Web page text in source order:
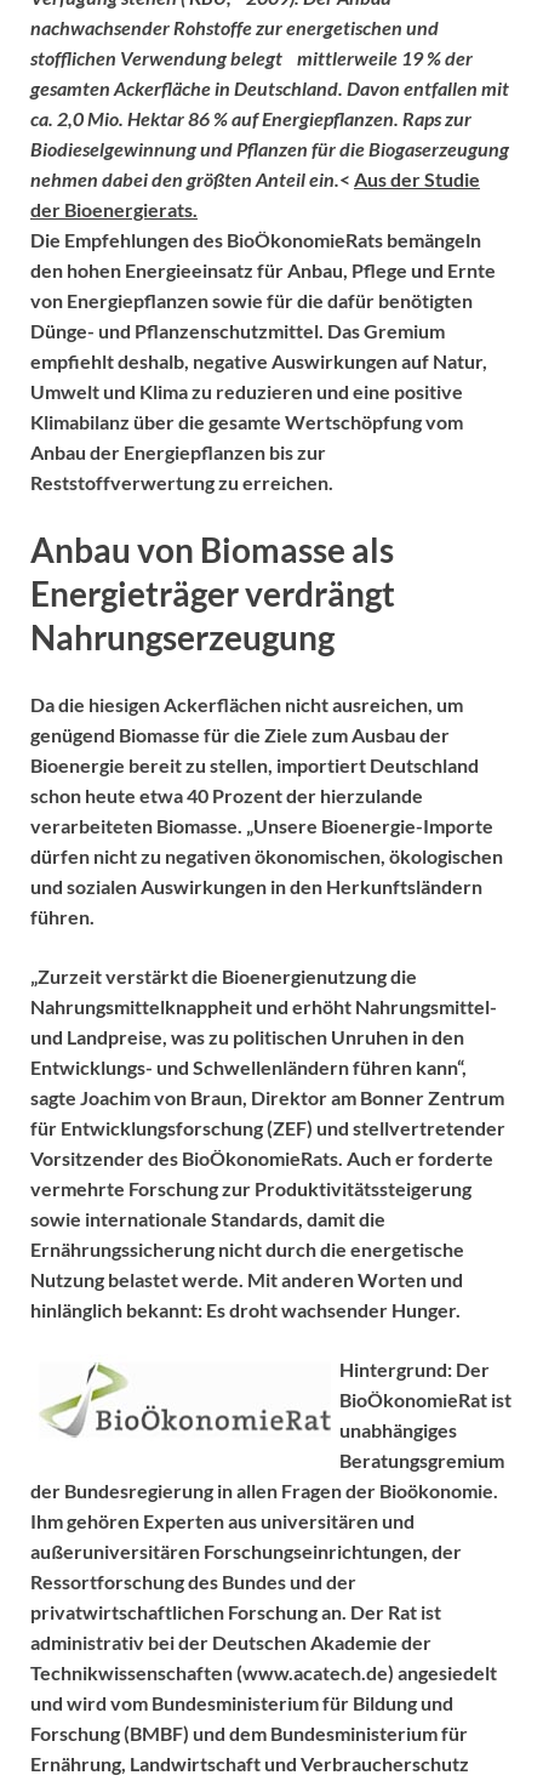
nachwachsender Rohstoffe zur energetischen und
stofflichen Verwendung belegt mittlerweile 19 % der
gesamten Ackerfläche in Deutschland. Davon entfallen mit
ca. 2,0 Mio. Hektar 86 % auf Energiepflanzen. Raps zur
Biodieselgewinnung und Pflanzen für die Biogaserzeugung
nehmen dabei den größten Anteil ein.< Aus der Studie
der Bioenergierats.
Die Empfehlungen des BioÖkonomieRats bemängeln
den hohen Energieeinsatz für Anbau, Pflege und Ernte
von Energiepflanzen sowie für die dafür benötigten
Dünge- und Pflanzenschutzmittel. Das Gremium
empfiehlt deshalb, negative Auswirkungen auf Natur,
Umwelt und Klima zu reduzieren und eine positive
Klimabilanz über die gesamte Wertschöpfung vom
Anbau der Energiepflanzen bis zur
Reststoffverwertung zu erreichen.
Anbau von Biomasse als
Energieträger verdrängt
Nahrungserzeugung
Da die hiesigen Ackerflächen nicht ausreichen, um
genügend Biomasse für die Ziele zum Ausbau der
Bioenergie bereit zu stellen, importiert Deutschland
schon heute etwa 40 Prozent der hierzulande
verarbeiteten Biomasse. „Unsere Bioenergie-Importe
dürfen nicht zu negativen ökonomischen, ökologischen
und sozialen Auswirkungen in den Herkunftsländern
führen.
„Zurzeit verstärkt die Bioenergienutzung die
Nahrungsmittelknappheit und erhöht Nahrungsmittel-
und Landpreise, was zu politischen Unruhen in den
Entwicklungs- und Schwellenländern führen kann“,
sagte Joachim von Braun, Direktor am Bonner Zentrum
für Entwicklungsforschung (ZEF) und stellvertretender
Vorsitzender des BioÖkonomieRats. Auch er forderte
vermehrte Forschung zur Produktivitätssteigerung
sowie internationale Standards, damit die
Ernährungssicherung nicht durch die energetische
Nutzung belastet werde. Mit anderen Worten und
hinlänglich bekannt: Es droht wachsender Hunger.
Hintergrund: Der
BioÖkonomieRat ist
unabhängiges
Beratungsgremium
der Bundesregierung in allen Fragen der Bioökonomie.
Ihm gehören Experten aus universitären und
außeruniversitären Forschungseinrichtungen, der
Ressortforschung des Bundes und der
privatwirtschaftlichen Forschung an. Der Rat ist
administrativ bei der Deutschen Akademie der
Technikwissenschaften (www.acatech.de) angesiedelt
und wird vom Bundesministerium für Bildung und
Forschung (BMBF) und dem Bundesministerium für
Ernährung, Landwirtschaft und Verbraucherschutz